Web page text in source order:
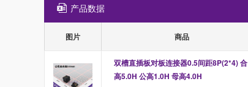
产品数据
图片 商品
双槽直插板对板连接器0.5间距8P(2*4) 合
高5.0H 公高1.0H 母高4.0H